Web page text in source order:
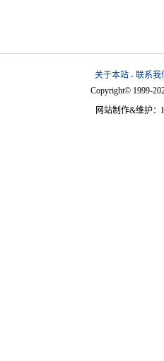
关于本站 - 联系我
Copyright© 1999-
网站制作&维护